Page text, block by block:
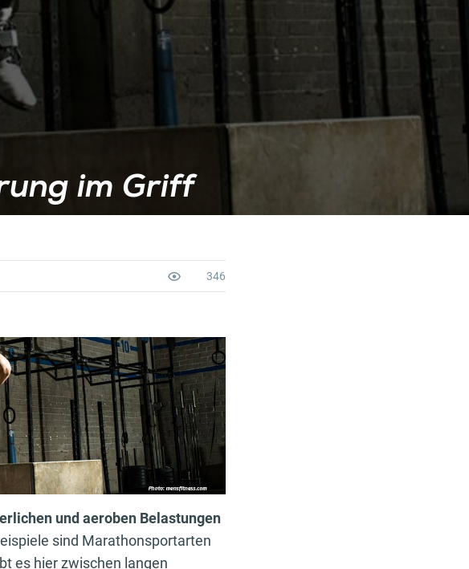
im Griff
346
und aeroben Belastungen
sind Marathonsportarten
es hier zwischen langen